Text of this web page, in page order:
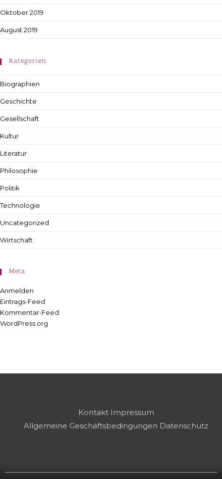
Oktober 2019
August 2019
Kategorien
Biographien
Geschichte
Gesellschaft
Kultur
Literatur
Philosophie
Politik
Technologie
Uncategorized
Wirtschaft
Meta
Anmelden
Eintrags-Feed
Kommentar-Feed
WordPress.org
Kontakt Impressum
Allgemeine Geschäftsbedingungen Datenschutz